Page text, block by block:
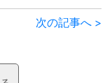
次の記事へ >